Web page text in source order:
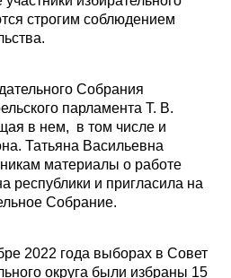
строгим соблюдением
Собрания
парламента Т. В.
в нем, в том числе и
Татьяна Васильевна
материалы о работе
республики и пригласила на
Собрание.
2022 года выборах в Совет
округа были избраны 15